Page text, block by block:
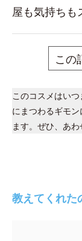
屋も気持ちも
この
このコスメはい
にまつわるギモン
ます。ぜひ、あわ
教えてくれた